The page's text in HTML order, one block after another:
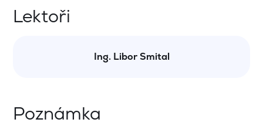
Lektoři
Ing. Libor Smital
Poznámka